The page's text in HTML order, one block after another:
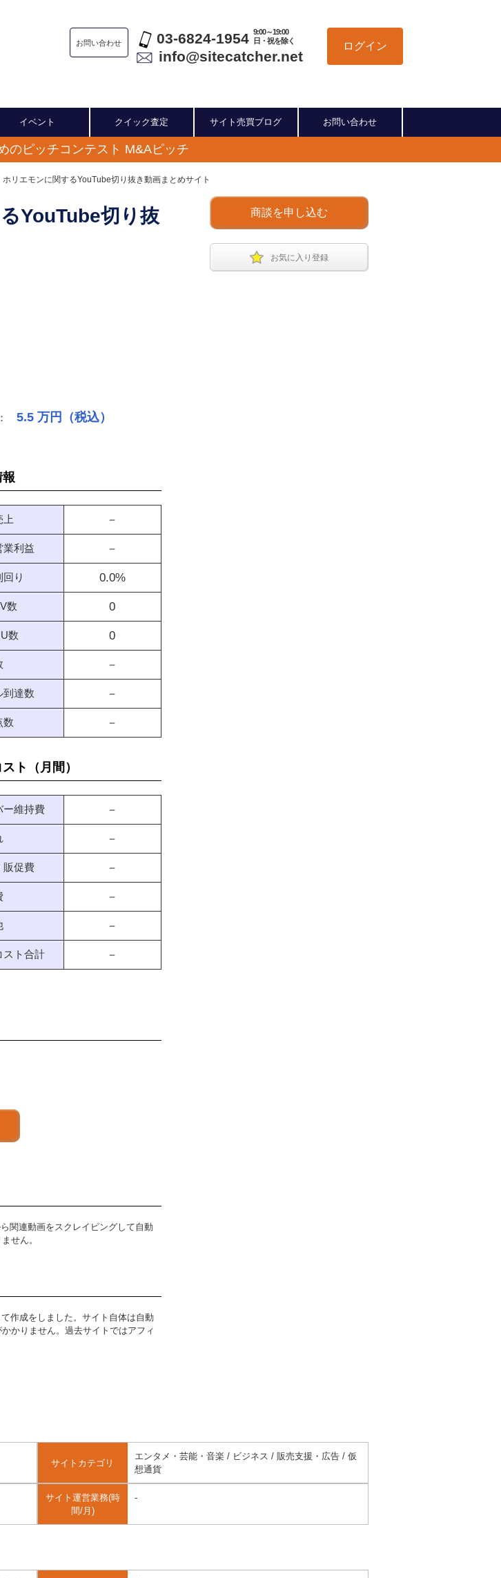
お問い合わせ 03-6824-1954 9:00～19:00
日・祝を除く
info@sitecatcher.net
ログイン
イベント クイック査定 サイト売買ブログ お問い合わせ
のピッチコンテスト M&Aピッチ
リエモンに関するYouTube切り抜き動画まとめサイト
商談を申し込む
お気に入り登録
YouTube切り抜
5.5 万円（税込）
上 －
業利益 －
回り 0.0%
数 0
数 0
－
到達数 －
数 －
ト（月間）
ー維持費 －
－
販促費 －
－
－
スト合計 －
関連動画をスクレイピングして自動
せん。
作成をしました。サイト自体は自動
かりません。過去サイトではアフィ
サイトカテゴリ
エンタメ・芸能・音楽 / ビジネス / 販売支援・広告 / 仮
想通貨
サイト運営業務(時
間/月)
-